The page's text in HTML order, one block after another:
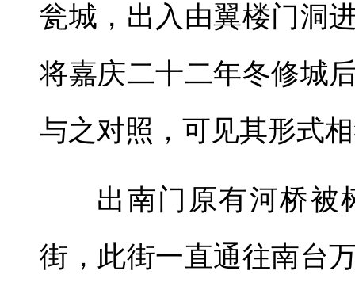
瓮城，出入由翼楼门洞
将嘉庆二十二年冬修城
与之对照，可见其形式
出南门原有河桥被
街，此街一直通往南台